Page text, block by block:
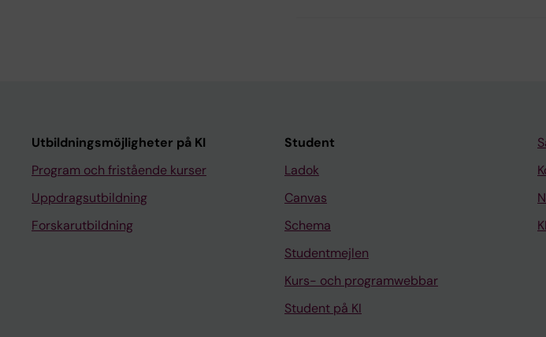
Utbildningsmöjligheter på KI
Program och fristående kurser
Uppdragsutbildning
Forskarutbildning
Student
Ladok
Canvas
Schema
Studentmejlen
Kurs- och programwebbar
Student på KI